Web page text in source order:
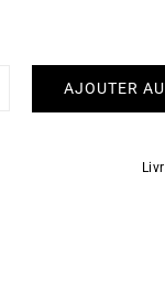
AJOUTER